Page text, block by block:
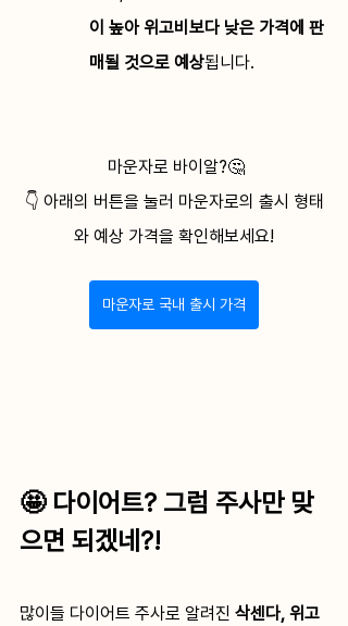
이 높아 위고비보다 낮은 가격에 판
매될 것으로 예상됩니다.
마운자로 바이알?🤔
👇 아래의 버튼을 눌러 마운자로의 출시 형태
와 예상 가격을 확인해보세요!
마운자로 국내 출시 가격
🤩 다이어트? 그럼 주사만 맞
으면 되겠네?!
많이들 다이어트 주사로 알려진 삭센다, 위고